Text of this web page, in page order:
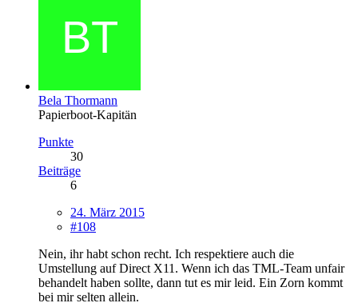
Bela Thormann
Papierboot-Kapitän
Punkte
30
Beiträge
6
24. März 2015
#108
Nein, ihr habt schon recht. Ich respektiere auch die
Umstellung auf Direct X11. Wenn ich das TML-Team unfair
behandelt haben sollte, dann tut es mir leid. Ein Zorn kommt
bei mir selten allein.